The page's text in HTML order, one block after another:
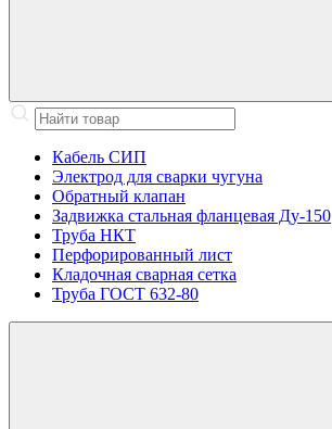
Кабель СИП
Электрод для сварки чугуна
Обратный клапан
Задвижка стальная фланцевая Ду-150
Труба НКТ
Перфорированный лист
Кладочная сварная сетка
Труба ГОСТ 632-80